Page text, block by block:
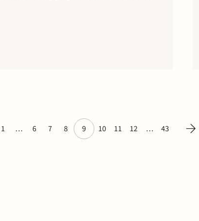
1 … 6 7 8 9 10 11 12 … 43